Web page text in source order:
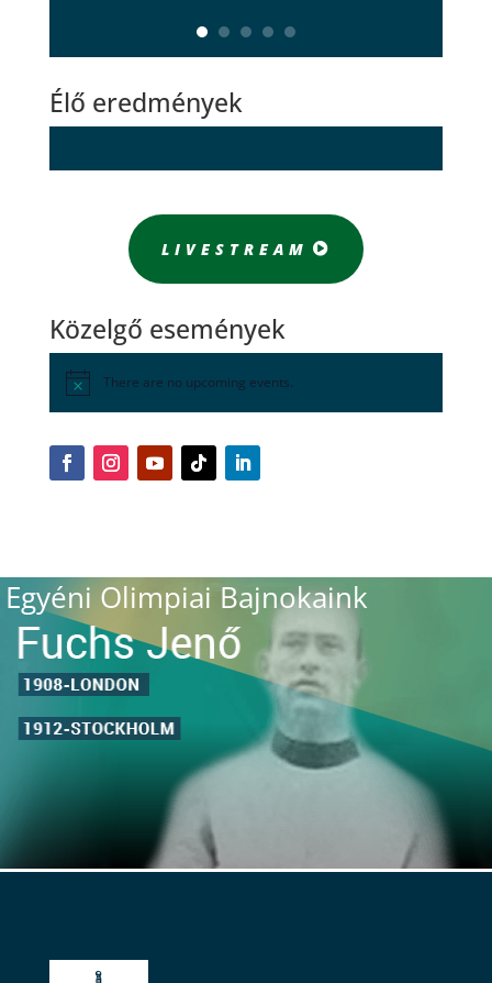
Élő eredmények
LIVESTREAM
Közelgő események
There are no upcoming events.
Egyéni Olimpiai Bajnokaink